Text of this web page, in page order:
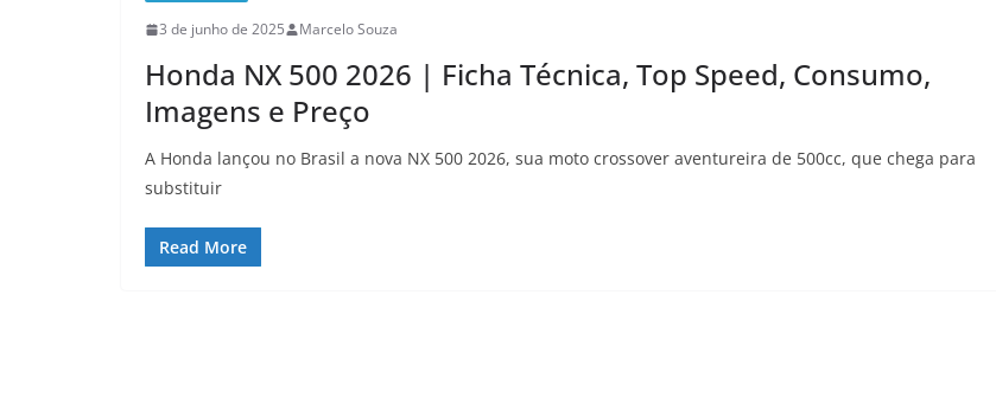
3 de junho de 2025 Marcelo Souza
Honda NX 500 2026 | Ficha Técnica, Top Speed, Consumo,
Imagens e Preço
A Honda lançou no Brasil a nova NX 500 2026, sua moto crossover aventureira de 500cc, que chega para
substituir
Read More